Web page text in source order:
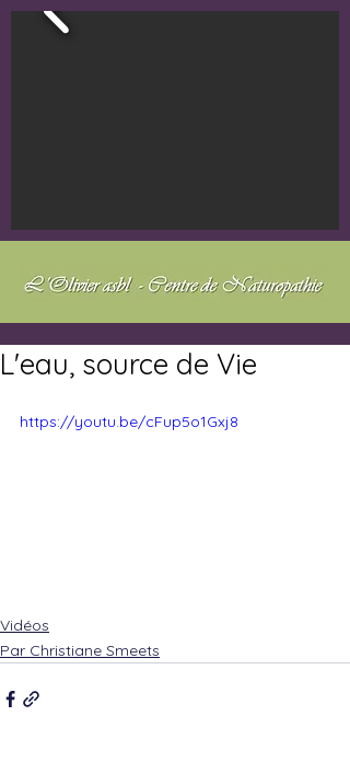
L'eau, source de Vie
https://youtu.be/cFup5o1Gxj8
Vidéos
Par Christiane Smeets